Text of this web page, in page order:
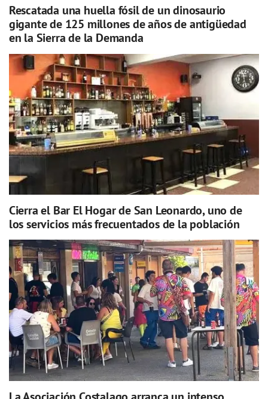
Rescatada una huella fósil de un dinosaurio
gigante de 125 millones de años de antigüedad
en la Sierra de la Demanda
Cierra el Bar El Hogar de San Leonardo, uno de
los servicios más frecuentados de la población